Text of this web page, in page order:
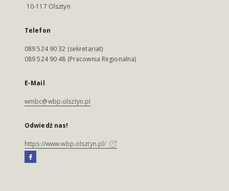
10-117 Olsztyn
Telefon
089 524 90 32 (sekretariat)
089 524 90 48 (Pracownia Regionalna)
E-Mail
wmbc@wbp.olsztyn.pl
Odwiedź nas!
https://www.wbp.olsztyn.pl/